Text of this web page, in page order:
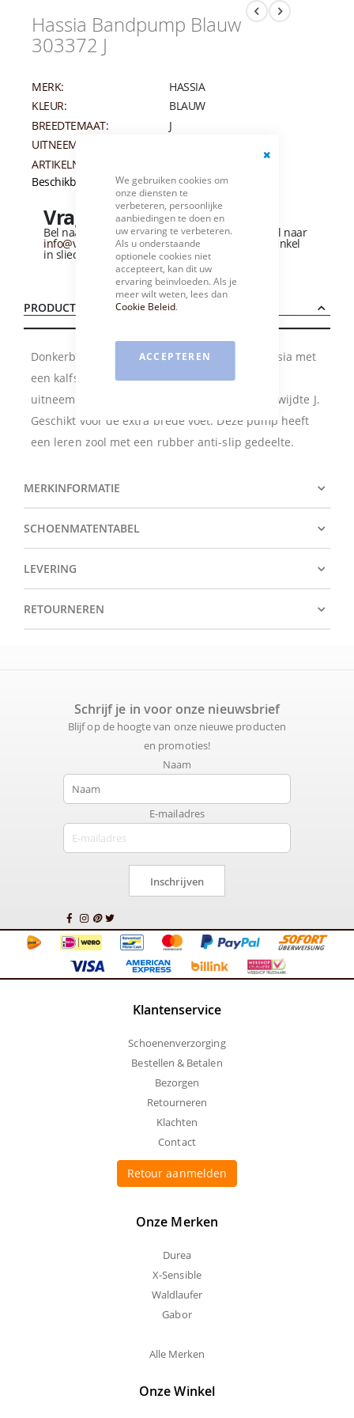
We gebruiken cookies om
onze diensten te
verbeteren, persoonlijke
aanbiedingen te doen en
uw ervaring te verbeteren.
Als u onderstaande
optionele cookies niet
accepteert, kan dit uw
ervaring beïnvloeden. Als je
meer wilt weten, lees dan
Cookie Beleid.
ACCEPTEREN
Hassia Bandpump Blauw
303372 J
MERK:
HASSIA
KLEUR:
BLAUW
BREEDTEMAAT:
J
UITNEEMBAAR VOETBED:
ARTIKELNUMMER:
Beschikbaarheid:Niet op voorraad
Vragen over dit product?
Bel naar +31 (0)184 - 412 135of stuur een e-mail naar
info@vandervliesschoenen.nlof bezoek onze winkel
in sliedrecht (Zie routebeschrijving).
PRODUCTBESCHRIJVING
Donkerblauwe kalfssuede bandpump van Hassia met
een kalfsleren voering. Deze schoen heeft een
uitneembaar, voorgevormd voetbed en is een wijdte J.
Geschikt voor de extra brede voet. Deze pump heeft
een leren zool met een rubber anti-slip gedeelte.
MERKINFORMATIE
SCHOENMATENTABEL
LEVERING
RETOURNEREN
Schrijf je in voor onze nieuwsbrief
Blijf op de hoogte van onze nieuwe producten
en promoties!
Naam
E-mailadres
Inschrijven
Klantenservice
Schoenenverzorging
Bestellen & Betalen
Bezorgen
Retourneren
Klachten
Contact
Retour aanmelden
Onze Merken
Durea
X-Sensible
Waldlaufer
Gabor
Alle Merken
Onze Winkel